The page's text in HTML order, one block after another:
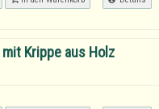
Krippe aus Holz